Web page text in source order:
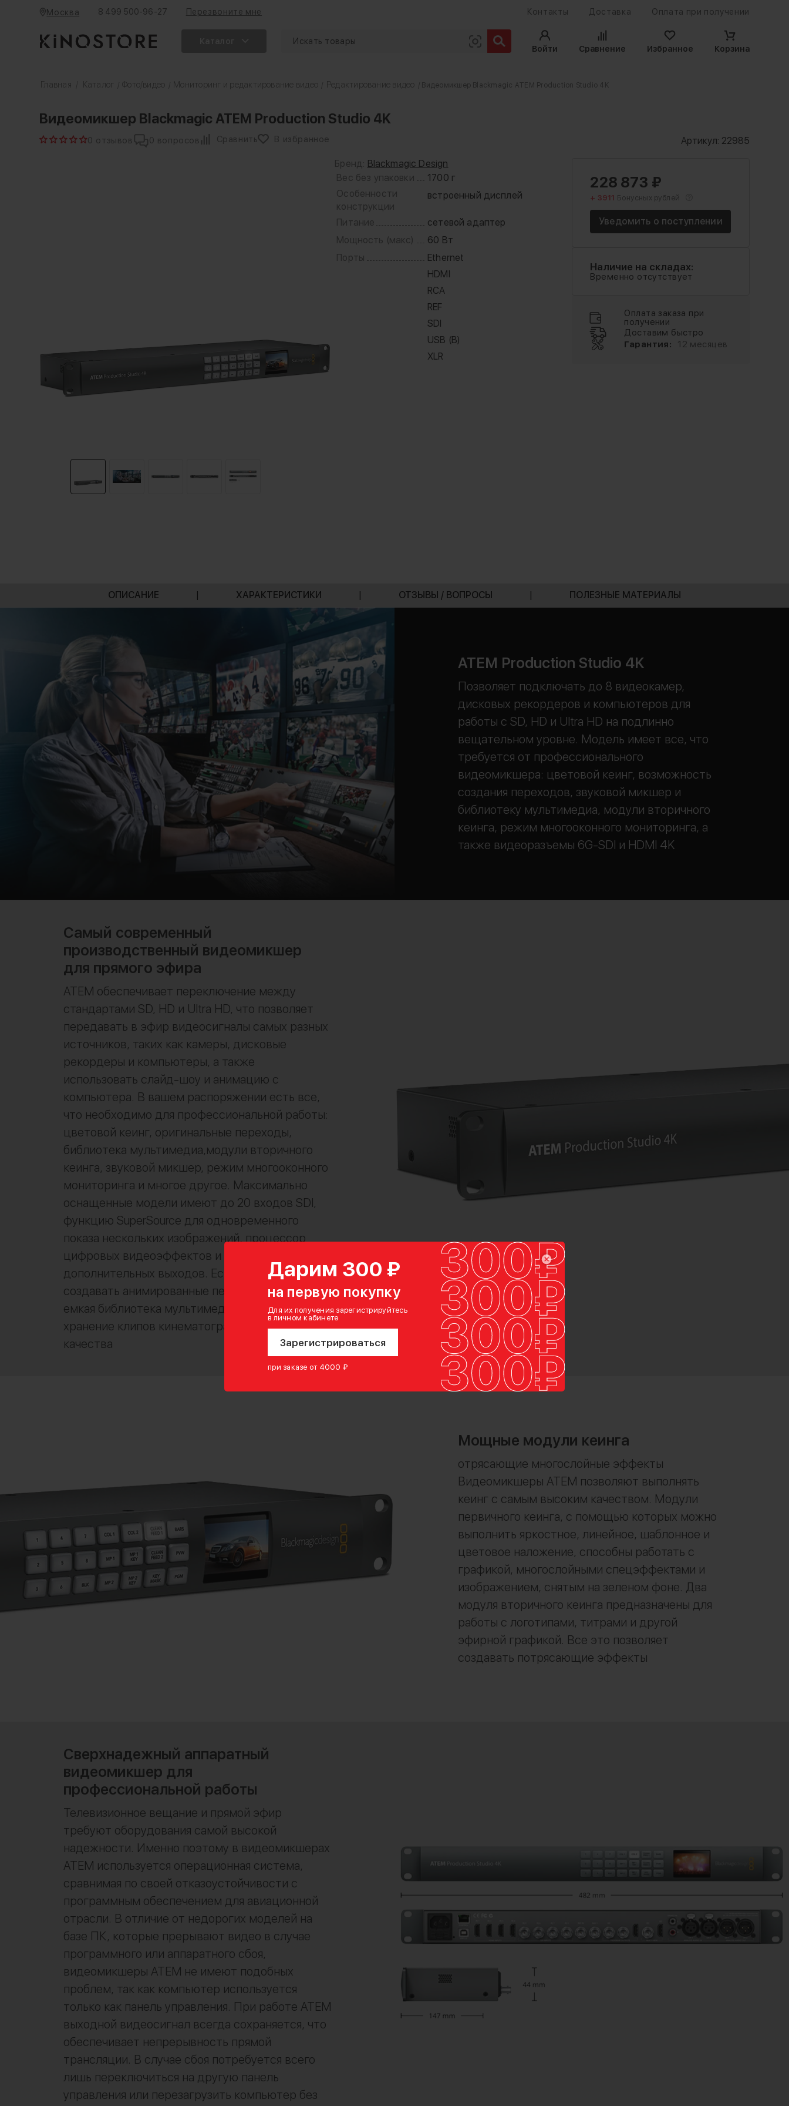
Дарим 300 ₽
на первую покупку
Для их получения зарегистрируйтесь
в личном кабинете
Зарегистрироваться
при заказе от 4000 ₽
Москва 8 499 500-96-27 Перезвоните мне Контакты Доставка Оплата при получении
Войти
Сравнение Избранное Корзина
Главная Каталог Фото/видео Мониторинг и редактирование видео Редактирование видео / Видеомикшер Blackmagic ATEM Production Studio 4K
Видеомикшер Blackmagic ATEM Production Studio 4K
0 отзывов 0 вопросов Сравнить В избранное Артикул: 22985
Бренд: Blackmagic Design
Вес без упаковки
1700 г
Особенности
конструкции
встроенный дисплей
Питание
сетевой адаптер
Мощность (макс)
60 Вт
Порты
Ethernet
HDMI
RCA
REF
SDI
USB (B)
XLR
228 873 ₽
+ 3911 Бонусных рублей
Уведомить о поступлении
Наличие на складах:
Временно отсутствует
Оплата заказа при
получении
Доставим быстро
Гарантия:
12 месяцев
ОПИСАНИЕ | ХАРАКТЕРИСТИКИ | ОТЗЫВЫ / ВОПРОСЫ | ПОЛЕЗНЫЕ МАТЕРИАЛЫ
ATEM Production Studio 4K
Позволяет подключать до 8 видеокамер,
дисковых рекордеров и компьютеров для
работы с SD, HD и Ultra HD на подлинно
вещательном уровне. Модель имеет все, что
требуется от профессионального
видеомикшера: цветовой кеинг, возможность
создания переходов, звуковой микшер и
библиотеку мультимедиа, модули вторичного
кеинга, режим многооконного мониторинга, а
также видеоразъемы 6G-SDI и HDMI 4K
Самый современный
производственный видеомикшер
для прямого эфира
ATEM обеспечивает переключение между
стандартами SD, HD и Ultra HD, что позволяет
передавать в эфир видеосигналы самых разных
источников, таких как камеры, дисковые
рекордеры и компьютеры, а также
использовать слайд-шоу и анимацию с
компьютера. В вашем распоряжении есть все,
что необходимо для профессиональной работы:
цветовой кеинг, оригинальные переходы,
библиотека мультимедиа,модули вторичного
кеинга, звуковой микшер, режим многооконного
мониторинга и многое другое. Максимально
оснащенные модели имеют до 20 входов SDI,
функцию SuperSource для одновременного
показа нескольких изображений, процессор
цифровых видеоэффектов и до шести
дополнительных выходов. Есть возможность
создавать анимированные переходы,а более
емкая библиотека мультимедиа обеспечивает
хранение клипов кинематографического
качества
Мощные модули кеинга
отрясающие многослойные эффекты
Видеомикшеры ATEM позволяют выполнять
кеинг с самым высоким качеством. Модули
первичного кеинга, с помощью которых можно
выполнить яркостное, линейное, шаблонное и
цветовое наложение, способны работать с
графикой, многослойными спецэффектами и
изображением, снятым на зеленом фоне. Два
модуля вторичного кеинга предназначены для
работы с логотипами, титрами и другой
эфирной графикой. Все это позволяет
создавать потрясающие эффекты
Сверхнадежный аппаратный
видеомикшер для
профессиональной работы
Телевизионное вещание и прямой эфир
требуют оборудования самой высокой
надежности. Именно поэтому в видеомикшерах
ATEM используется операционная система,
сравнимая по своей отказоустойчивости с
программным обеспечением для авиационной
отрасли. В отличие от недорогих моделей на
базе ПК, которые прерывают видео в случае
программного или аппаратного сбоя,
видеомикшеры ATEM не имеют подобных
проблем, так как компьютер используется
только как панель управления. При работе ATEM
выходной видеосигнал всегда сохраняется, что
обеспечивает непрерывность прямой
трансляции. В случае сбоя потребуется всего
лишь переключиться на другую панель
управления или перезагрузить компьютер без